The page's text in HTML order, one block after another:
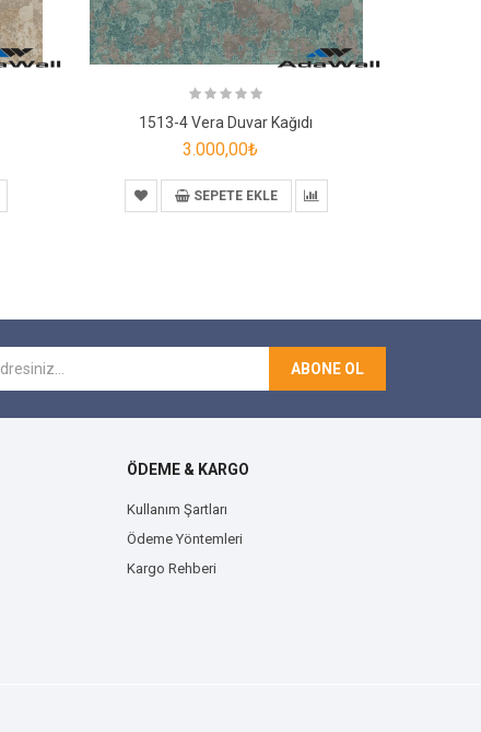
1513-4 Vera Duvar Kağıdı
3.000,00₺
SEPETE EKLE
ABONE OL
ÖDEME & KARGO
Kullanım Şartları
Ödeme Yöntemleri
Kargo Rehberi